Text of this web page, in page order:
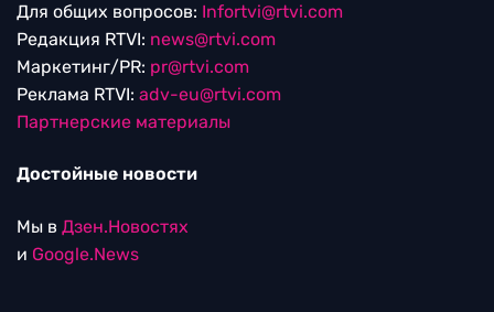
Для общих вопросов: Infortvi@rtvi.com
Редакция RTVI: news@rtvi.com
Маркетинг/PR: pr@rtvi.com
Реклама RTVI: adv-eu@rtvi.com
Партнерские материалы
Достойные новости
Мы в Дзен.Новостях
и Google.News